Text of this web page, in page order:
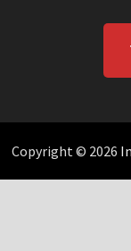
Copyright © 2026